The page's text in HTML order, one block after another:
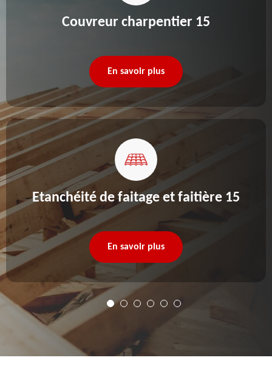
Couvreur charpentier 15
En savoir plus
Etanchéité de faitage et faitière 15
En savoir plus